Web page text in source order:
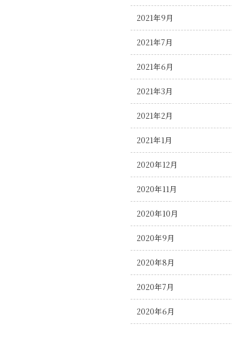
2021年9月
2021年7月
2021年6月
2021年3月
2021年2月
2021年1月
2020年12月
2020年11月
2020年10月
2020年9月
2020年8月
2020年7月
2020年6月